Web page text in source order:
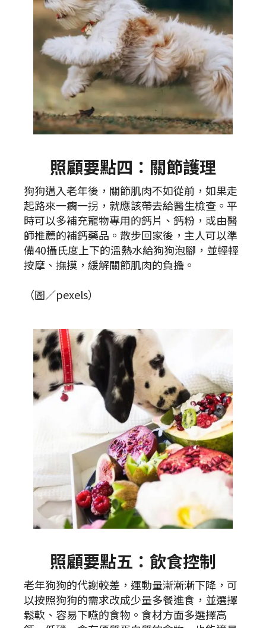
照顧要點四：關節護理
狗狗邁入老年後，關節肌肉不如從前，如果走
起路來一瘸一拐，就應該帶去給醫生檢查。平
時可以多補充寵物專用的鈣片、鈣粉，或由醫
師推薦的補鈣藥品。散步回家後，主人可以準
備40攝氏度上下的溫熱水給狗狗泡腳，並輕輕
按摩、撫摸，緩解關節肌肉的負擔。
（圖／pexels）
照顧要點五：飲食控制
老年狗狗的代謝較差，運動量漸漸漸下降，可
以按照狗狗的需求改成少量多餐進食，並選擇
鬆軟、容易下嚥的食物。食材方面多選擇高